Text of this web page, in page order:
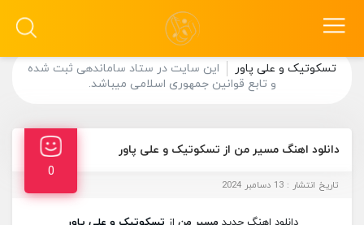
تسکوتیک و علی پاور
این سایت در ستاد ساماندهی ثبت شده
و تابع قوانین جمهوری اسلامی میباشد.
دانلود اهنگ مسیر من از تسکوتیک و علی پاور
0
تاریخ انتشار : 13 دسامبر 2024